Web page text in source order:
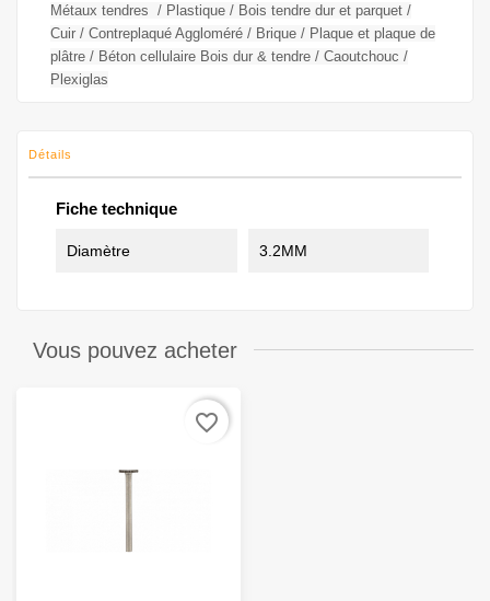
Métaux tendres / Plastique / Bois tendre dur et parquet /
Cuir / Contreplaqué Aggloméré / Brique / Plaque et plaque de
plâtre / Béton cellulaire Bois dur & tendre / Caoutchouc /
Plexiglas
Détails
Fiche technique
Diamètre 3.2MM
Vous pouvez acheter
favorite_border